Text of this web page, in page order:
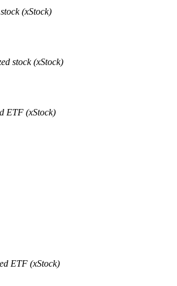
penghasilan pasif
(xStock)
stock (xStock)
ETF (xStock)
ETF (xStock)